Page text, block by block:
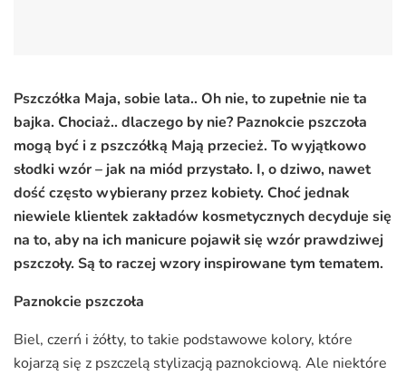
Pszczółka Maja, sobie lata.. Oh nie, to zupełnie nie ta
bajka. Chociaż.. dlaczego by nie? Paznokcie pszczoła
mogą być i z pszczółką Mają przecież. To wyjątkowo
słodki wzór – jak na miód przystało. I, o dziwo, nawet
dość często wybierany przez kobiety. Choć jednak
niewiele klientek zakładów kosmetycznych decyduje się
na to, aby na ich manicure pojawił się wzór prawdziwej
pszczoły. Są to raczej wzory inspirowane tym tematem.
Paznokcie pszczoła
Biel, czerń i żółty, to takie podstawowe kolory, które
kojarzą się z pszczelą stylizacją paznokciową. Ale niektóre